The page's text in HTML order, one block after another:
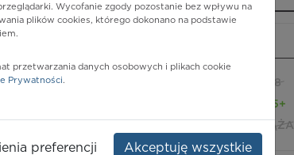
Postać:kaps. miękkie
18
65+
CIĄŻA
Wycofanie zgody pozostanie bez wpływu na
plików cookies, którego dokonano na podstawie
przetwarzania danych osobowych i plikach cookie
Prywatności.
preferencji Akceptuję wszystkie